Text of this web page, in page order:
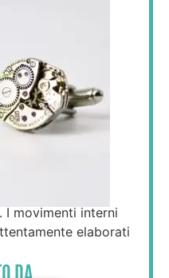
. I movimenti interni
elaborati